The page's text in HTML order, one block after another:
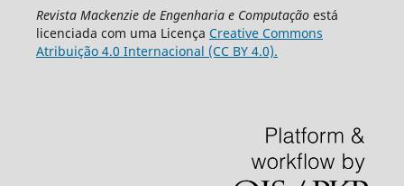
Revista Mackenzie de Engenharia e Computaçãoestá
licenciada com uma Licença Creative Commons
Atribuição 4.0 Internacional (CC BY 4.0).